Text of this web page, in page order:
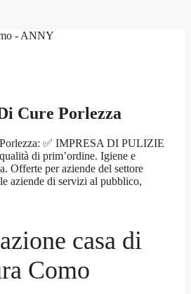
- ANNY
Cure Porlezza
✅ IMPRESA DI PULIZIE
di prim’ordine. Igiene e
Offerte per aziende del settore
aziende di servizi al pubblico,
casa di
Como